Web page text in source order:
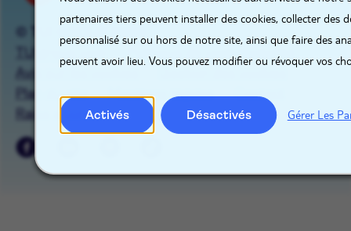
partenaires tiers peuvent installer des cookies, collecter
personnalisé sur ou hors de notre site, ainsi que faire des
peuvent avoir lieu. Vous pouvez modifier ou révoquer vos
Activés Désactivés Gérer Les
© TUI GROUP 2026
Avis sur les cookies
Gestion des cookies
Plan du site
Mentions légales
Contact
Raise a concern